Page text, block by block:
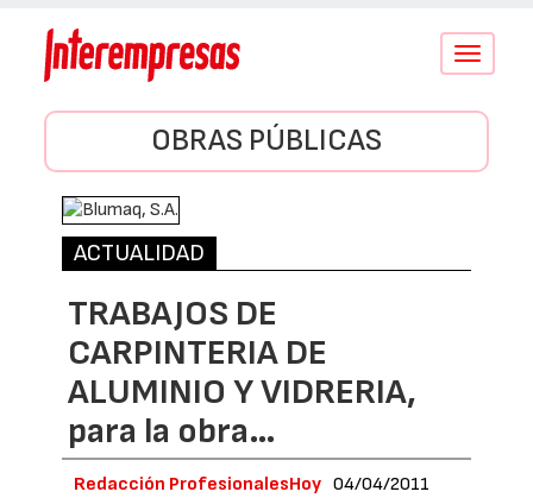
Conmutar
OBRAS PÚBLICAS
ACTUALIDAD
TRABAJOS DE
CARPINTERIA DE
ALUMINIO Y VIDRERIA,
para la obra…
Redacción ProfesionalesHoy 04/04/2011